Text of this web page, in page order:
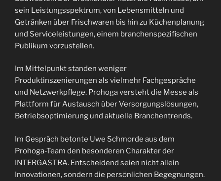
sein Leistungsspektrum, von Lebensmitteln und
Getränken über Frischwaren bis hin zu Küchenplanung
und Serviceleistungen, einem branchenspezifischen
Publikum vorzustellen.
Im Mittelpunkt standen weniger
Produktinszenierungen als vielmehr Fachgespräche
und Netzwerkpflege. Prohoga versteht die Messe als
Plattform für Austausch über Versorgungslösungen,
Betriebsoptimierung und aktuelle Branchentrends.
Im Gespräch betonte Uwe Schmorde aus dem
Prohoga-Team den besonderen Charakter der
INTERGASTRA. Entscheidend seien nicht allein
Innovationen, sondern die persönlichen Begegnungen.